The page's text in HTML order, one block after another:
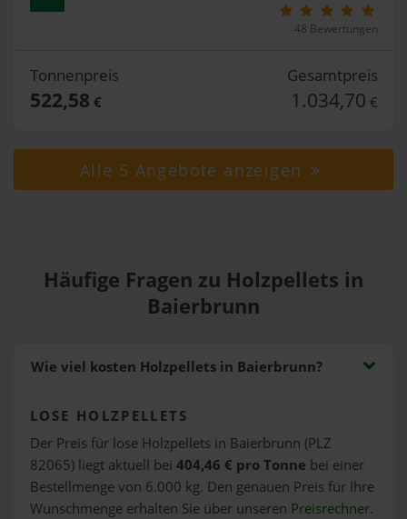
48 Bewertungen
Tonnenpreis
522,58 €
Gesamtpreis
1.034,70 €
Alle 5 Angebote anzeigen
Häufige Fragen zu Holzpellets in
Baierbrunn
Wie viel kosten Holzpellets in Baierbrunn?
LOSE HOLZPELLETS
Der Preis für lose Holzpellets in Baierbrunn (PLZ
82065) liegt aktuell bei 404,46 € pro Tonne bei einer
Bestellmenge von 6.000 kg. Den genauen Preis für Ihre
Wunschmenge erhalten Sie über unseren Preisrechner.